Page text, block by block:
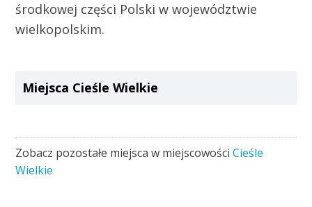
środkowej części Polski w województwie
wielkopolskim.
Miejsca Cieśle Wielkie
Zobacz pozostałe miejsca w miejscowościCieśle
Wielkie